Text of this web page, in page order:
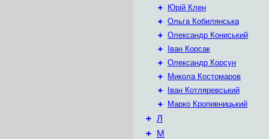
+
Юрій Клен
+ Ольга Кобилянська
+ Олександр Кониський
+
Іван Корсак
+ Олександр Корсун
+
Микола Костомаров
+
Іван Котляревський
+
Марко Кропивницький
+ Л
+ М